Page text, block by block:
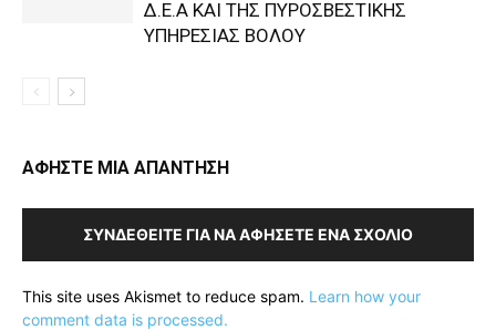
Δ.Ε.Α KAI ΤΗΣ ΠΥΡΟΣΒΕΣΤΙΚΗΣ
ΥΠΗΡΕΣΙΑΣ ΒΟΛΟΥ
ΑΦΗΣΤΕ ΜΙΑ ΑΠΑΝΤΗΣΗ
ΣΥΝΔΕΘΕΊΤΕ ΓΙΑ ΝΑ ΑΦΉΣΕΤΕ ΈΝΑ ΣΧΌΛΙΟ
This site uses Akismet to reduce spam. Learn how your
comment data is processed.